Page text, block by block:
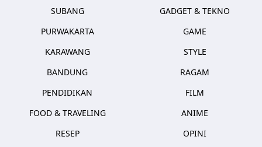
SUBANG
PURWAKARTA
KARAWANG
BANDUNG
PENDIDIKAN
FOOD & TRAVELING
RESEP
GADGET & TEKNO
GAME
STYLE
RAGAM
FILM
ANIME
OPINI